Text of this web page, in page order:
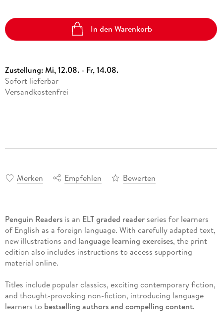
In den Warenkorb
Zustellung:Mi, 12.08. - Fr, 14.08.
Sofort lieferbar
Versandkostenfrei
Merken Empfehlen Bewerten
Penguin Readersis an ELT graded readerseries for learners
of English as a foreign language. With carefully adapted text,
new illustrations and language learning exercises, the print
edition also includes instructions to access supporting
material online.
Titles include popular classics, exciting contemporary fiction,
and thought-provoking non-fiction, introducing language
learners to bestselling authors and compelling content.